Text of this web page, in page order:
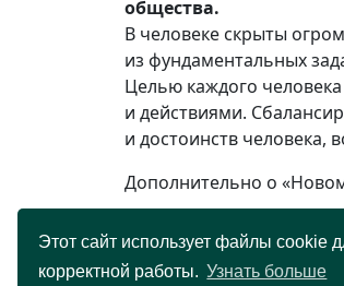
Этот сайт использует файлы cookie
корректной работы. Узнать больше
общества.
В человеке скрыты
из фундаментальных
Целью каждого
и действиями.
и достоинств
Дополнительно о
Философия
История создания